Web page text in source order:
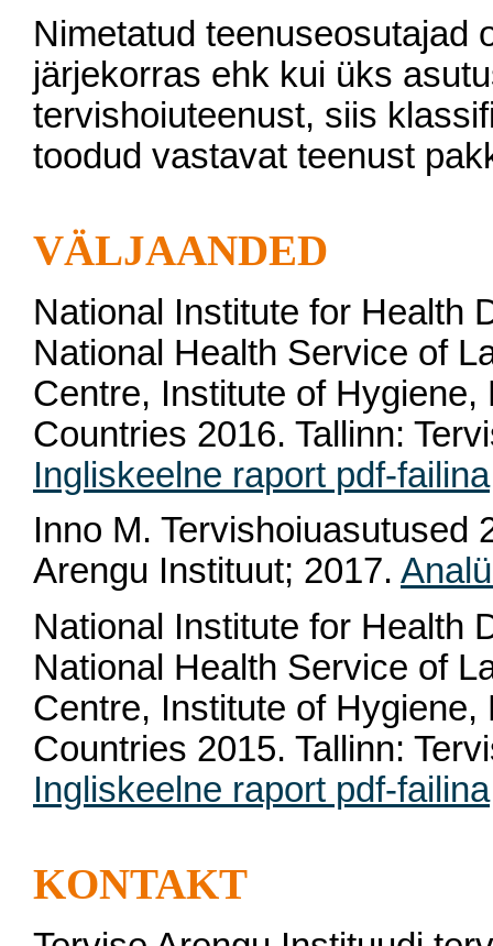
Nimetatud teenuseosutajad
järjekorras ehk kui üks
tervishoiuteenust, siis
toodud vastavat teenust
VÄLJAANDED
National Institute for Health
National Health Service of
Centre, Institute of
Countries 2016. Tallinn:
Ingliskeelne raport pdf-failina
Inno M. Tervishoiuasutused
Arengu Instituut; 2017.
National Institute for Health
National Health Service of
Centre, Institute of
Countries 2015. Tallinn:
Ingliskeelne raport pdf-failina
KONTAKT